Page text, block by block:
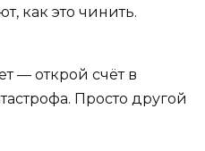
как это чинить.
— открой счёт в
Просто другой